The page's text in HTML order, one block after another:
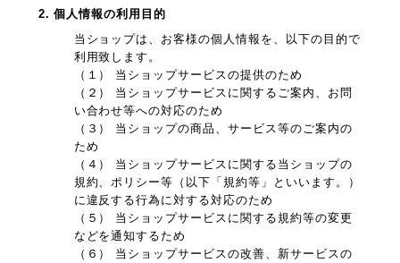
2. 個人情報の利用目的
当ショップは、お客様の個人情報を、以下の目的で
利用致します。
（１） 当ショップサービスの提供のため
（２） 当ショップサービスに関するご案内、お問
い合わせ等への対応のため
（３） 当ショップの商品、サービス等のご案内の
ため
（４） 当ショップサービスに関する当ショップの
規約、ポリシー等（以下「規約等」といいます。）
に違反する行為に対する対応のため
（５） 当ショップサービスに関する規約等の変更
などを通知するため
（６） 当ショップサービスの改善、新サービスの